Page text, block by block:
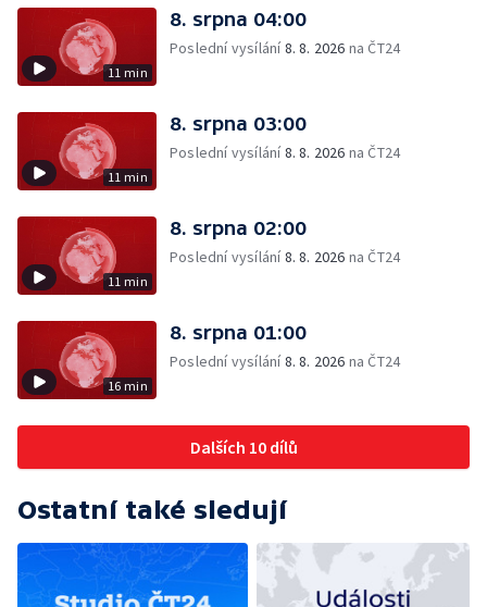
11 min
8. srpna 04:00
Poslední vysílání8. 8. 2026 na ČT24
11 min
8. srpna 03:00
Poslední vysílání8. 8. 2026 na ČT24
11 min
8. srpna 02:00
Poslední vysílání8. 8. 2026 na ČT24
16 min
8. srpna 01:00
Poslední vysílání8. 8. 2026 na ČT24
Dalších 10 dílů
Ostatní také sledují